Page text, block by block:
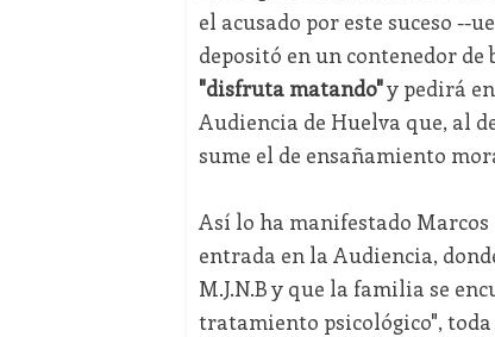
el acusado por este suceso --
depositó en un contenedor
"disfruta matando"y pedirá
Audiencia de Huelva que, al
sume el de ensañamiento
Así lo ha manifestado
entrada en la Audiencia,
M.J.N.B y que la familia se
tratamiento psicológico", toda